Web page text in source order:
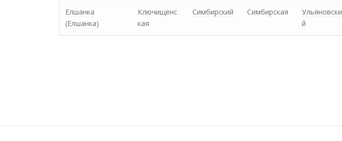
Елшанка
(Елшанка)
Ключищенс
кая
Симбирский Симбирская
Ульяновски
й